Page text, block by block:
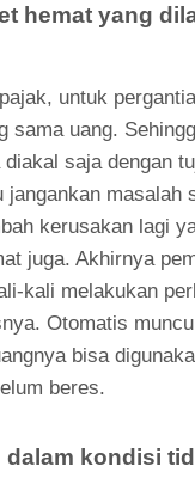
hemat yang
untuk
sama uang.
saja dengan
jangankan masalah
kerusakan lagi
juga. Akhirnya
kali melakukan
Otomatis
bisa
beres.
dalam kondisi